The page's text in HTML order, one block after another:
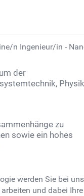
n Ingenieur/in -
der
Physik
zu
sowie ein hohes
werden Sie bei
und dabei